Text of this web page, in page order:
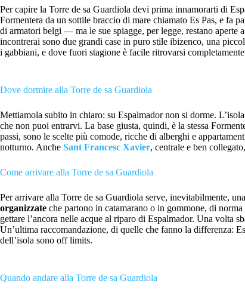
Per capire la Torre de sa Guardiola devi prima innamorarti di
Formentera da un sottile braccio di mare chiamato Es Pas, e fa
di armatori belgi — ma le sue spiagge, per legge, restano aperte
incontrerai sono due grandi case in puro stile ibizenco, una
i gabbiani, e dove fuori stagione è facile ritrovarsi
Dove dormire alla Torre de sa Guardiola
Mettiamola subito in chiaro: su Espalmador non si dorme.
che non puoi entrarvi. La base giusta, quindi, è la stessa
passi, sono le scelte più comode, ricche di alberghi e
notturno. Anche Sant Francesc Xavier, centrale e ben
Come arrivare alla Torre de sa Guardiola
Per arrivare alla Torre de sa Guardiola serve, inevitabilmente,
organizzate che partono in catamarano o in gommone, di
gettare l’ancora nelle acque al riparo di Espalmador. Una volta
Un’ultima raccomandazione, di quelle che fanno la differenza:
dell’isola sono off limits.
Quando andare alla Torre de sa Guardiola